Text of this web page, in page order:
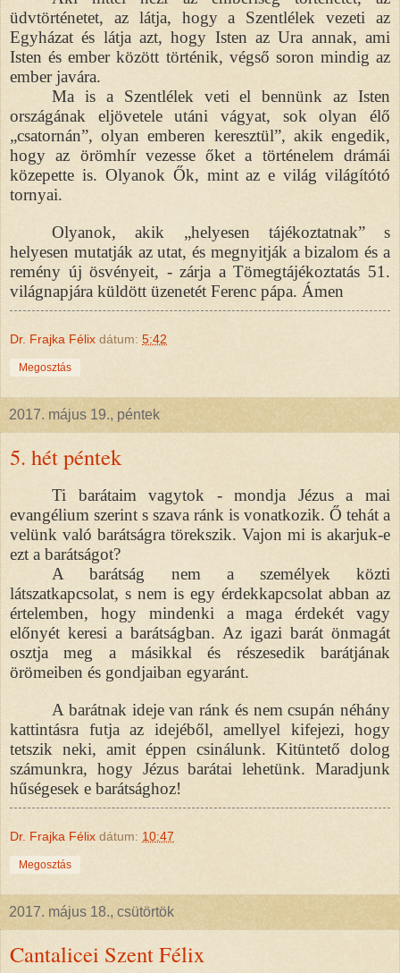
üdvtörténetet, az látja, hogy a Szentlélek vezeti az
Egyházat és látja azt, hogy Isten az Ura annak, ami
Isten és ember között történik, végső soron mindig az
ember javára.
Ma is a Szentlélek veti el bennünk az Isten
országának eljövetele utáni vágyat, sok olyan élő
„csatornán”, olyan emberen keresztül”, akik engedik,
hogy az örömhír vezesse őket a történelem drámái
közepette is. Olyanok Ők, mint az e világ világítótó
tornyai.
Olyanok, akik „helyesen tájékoztatnak” s
helyesen mutatják az utat, és megnyitják a bizalom és a
remény új ösvényeit, - zárja a Tömegtájékoztatás 51.
világnapjára küldött üzenetét Ferenc pápa. Ámen
Dr. Frajka Félix dátum: 5:42
Megosztás
2017. május 19., péntek
5. hét péntek
Ti barátaim vagytok - mondja Jézus a mai
evangélium szerint s szava ránk is vonatkozik. Ő tehát a
velünk való barátságra törekszik. Vajon mi is akarjuk-e
ezt a barátságot?
A barátság nem a személyek közti
látszatkapcsolat, s nem is egy érdekkapcsolat abban az
értelemben, hogy mindenki a maga érdekét vagy
előnyét keresi a barátságban. Az igazi barát önmagát
osztja meg a másikkal és részesedik barátjának
örömeiben és gondjaiban egyaránt.
A barátnak ideje van ránk és nem csupán néhány
kattintásra futja az idejéből, amellyel kifejezi, hogy
tetszik neki, amit éppen csinálunk. Kitüntető dolog
számunkra, hogy Jézus barátai lehetünk. Maradjunk
hűségesek e barátsághoz!
Dr. Frajka Félix dátum: 10:47
Megosztás
2017. május 18., csütörtök
Cantalicei Szent Félix